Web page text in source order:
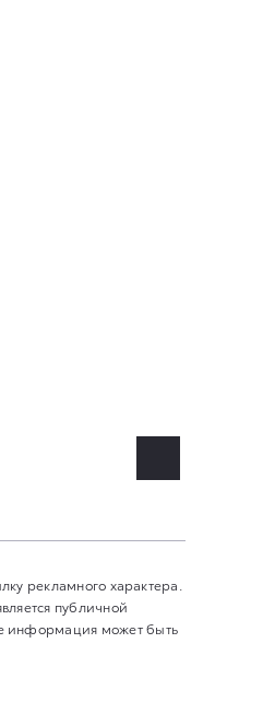
рекламного характера.
публичной
информация может быть